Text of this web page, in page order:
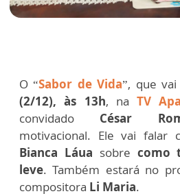
O “Sabor de Vida”, que
(2/12), às 13h, naTV
convidado César
motivacional. Ele vai falar
Bianca Láua sobre como
leve. Também estará no
compositora Li Maria.